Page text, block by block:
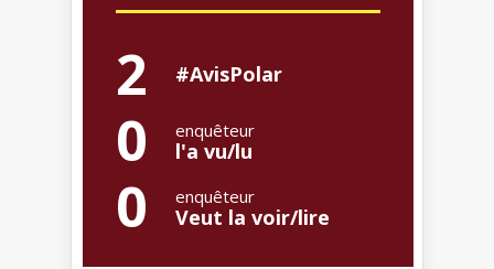
2 #AvisPolar
0 enquêteur
l'a vu/lu
0 enquêteur
Veut la voir/lire